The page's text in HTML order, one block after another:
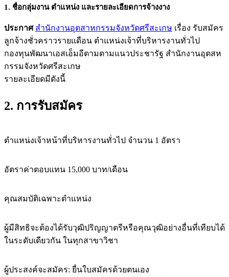
1. ชื่อกลุ่มงาน ตำแหน่ง และรายละเอียดการจ้างงาง
ประกาศ สำนักงานอุตสาหกรรมจังหวัดศรีสะเกษ เรื่อง รับสมัคร
ลูกจ้างชั่วคราวรายเเดือน ตำแหน่งเจ้าที่บริหารงานทั่วไป
กองทุนพัฒนาเอสเอ็มอีตามตามแนวประชารัฐ สำนักงานอุตสห
กรรมจังหวัดศรีสะเกษ
รายละเอียดมีดังนี้
2. การรับสมัคร
ตำแหน่งเจ้าหน้าที่บริหารงานทั่วไป จำนวน 1 อัตรา
อัตราค่าตอบแทน 15,000 บาท/เดือน
คุณสมบัติเฉพาะตำแหน่ง
ผู้มีสิทธิจะต้องได้รับวุฒิปริญญาตรีหรือคุณวุฒิอย่างอื่นที่เทียบได้
ในระดับเดียวกัน ในทุกสาขาวิชา
ผู้ประสงค์จะสมัคร: ยื่นใบสมัครด้วยตนเอง